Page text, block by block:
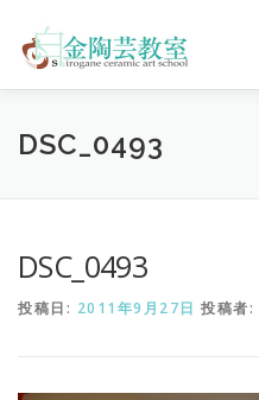
陶芸体験コース
ENGLISH
DSC_0493
DSC_0493
投稿日: 2011年9月27日 投稿者: